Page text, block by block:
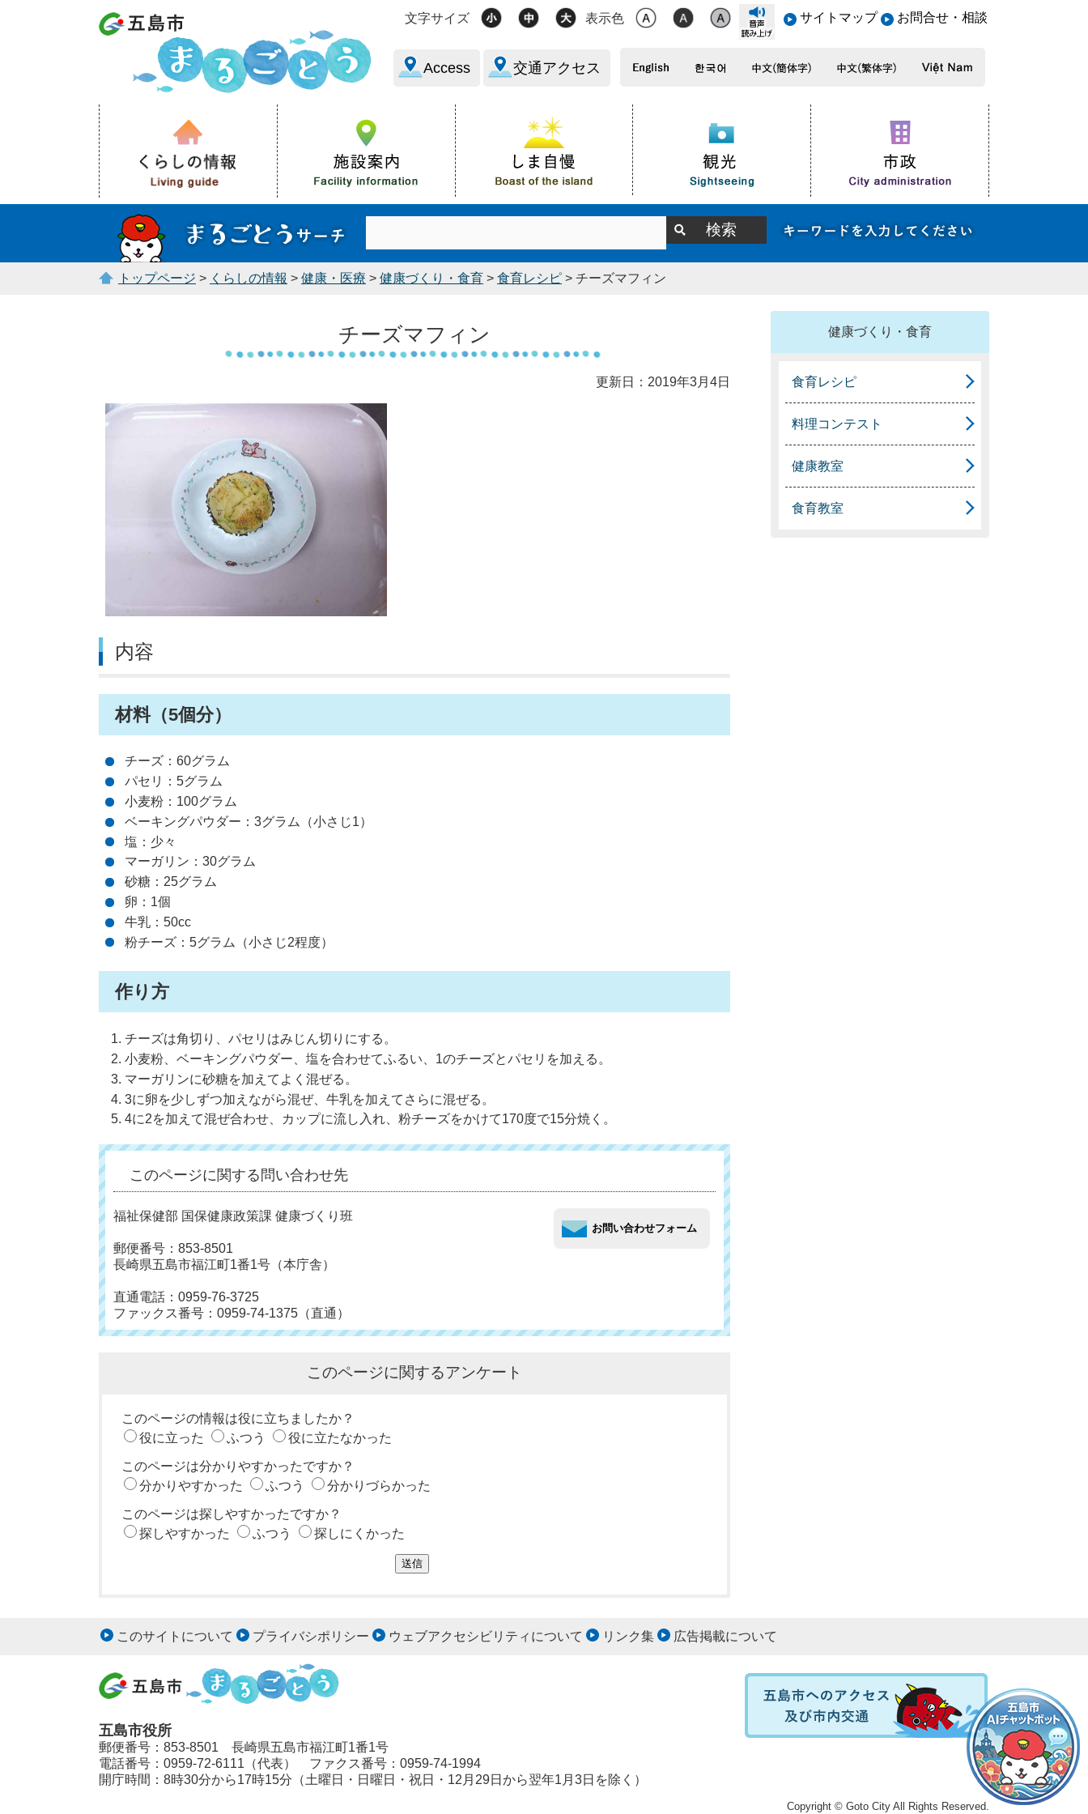
文字サイズ 表示色 サイトマップ お問合せ・相談
Access 交通アクセス
トップページ > くらしの情報 > 健康・医療 > 健康づくり・食育 > 食育レシピ > チーズマフィン
チーズマフィン
更新日：2019年3月4日
内容
材料（5個分）
チーズ：60グラム
パセリ：5グラム
小麦粉：100グラム
ベーキングパウダー：3グラム（小さじ1）
塩：少々
マーガリン：30グラム
砂糖：25グラム
卵：1個
牛乳：50cc
粉チーズ：5グラム（小さじ2程度）
作り方
チーズは角切り、パセリはみじん切りにする。
小麦粉、ベーキングパウダー、塩を合わせてふるい、1のチーズとパセリを加える。
マーガリンに砂糖を加えてよく混ぜる。
3に卵を少しずつ加えながら混ぜ、牛乳を加えてさらに混ぜる。
4に2を加えて混ぜ合わせ、カップに流し入れ、粉チーズをかけて170度で15分焼く。
このページに関する問い合わせ先
福祉保健部 国保健康政策課 健康づくり班
郵便番号：853-8501
長崎県五島市福江町1番1号（本庁舎）
直通電話：0959-76-3725
ファックス番号：0959-74-1375（直通）
このページに関するアンケート
このページの情報は役に立ちましたか？
役に立った
ふつう 役に立たなかった
このページは分かりやすかったですか？
分かりやすかった
ふつう 分かりづらかった
このページは探しやすかったですか？
探しやすかった
ふつう 探しにくかった
健康づくり・食育
食育レシピ
料理コンテスト
健康教室
食育教室
このサイトについて プライバシポリシー ウェブアクセシビリティについて リンク集 広告掲載について
五島市役所
郵便番号：853-8501 長崎県五島市福江町1番1号
電話番号：0959-72-6111（代表） ファクス番号：0959-74-1994
開庁時間：8時30分から17時15分（土曜日・日曜日・祝日・12月29日から翌年1月3日を除く）
Copyright © Goto City All Rights Reserved.